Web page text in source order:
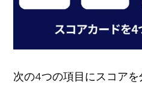
次の4つの項目にスコアを